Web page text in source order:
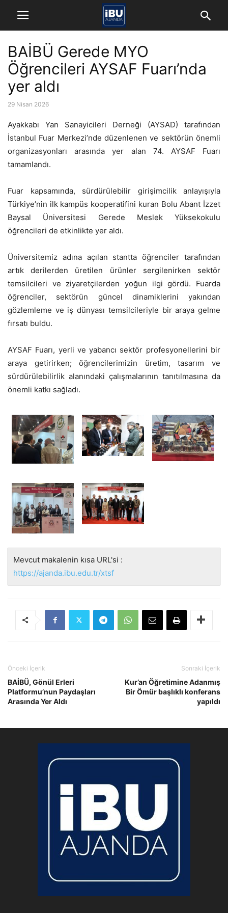
BAİBÜ Gerede MYO
Öğrencileri AYSAF Fuarı’nda
yer aldı
29 Nisan 2026
Ayakkabı Yan Sanayicileri Derneği (AYSAD) tarafından
İstanbul Fuar Merkezi’nde düzenlenen ve sektörün önemli
organizasyonları arasında yer alan 74. AYSAF Fuarı
tamamlandı.
Fuar kapsamında, sürdürülebilir girişimcilik anlayışıyla
Türkiye’nin ilk kampüs kooperatifini kuran Bolu Abant İzzet
Baysal Üniversitesi Gerede Meslek Yüksekokulu
öğrencileri de etkinlikte yer aldı.
Üniversitemiz adına açılan stantta öğrenciler tarafından
artık derilerden üretilen ürünler sergilenirken sektör
temsilcileri ve ziyaretçilerden yoğun ilgi gördü. Fuarda
öğrenciler, sektörün güncel dinamiklerini yakından
gözlemleme ve iş dünyası temsilcileriyle bir araya gelme
fırsatı buldu.
AYSAF Fuarı, yerli ve yabancı sektör profesyonellerini bir
araya getirirken; öğrencilerimizin üretim, tasarım ve
sürdürülebilirlik alanındaki çalışmalarının tanıtılmasına da
önemli katkı sağladı.
Mevcut makalenin kısa URL'si :
https://ajanda.ibu.edu.tr/xtsf
Önceki İçerik
BAİBÜ, Gönül Erleri
Platformu’nun Paydaşları
Arasında Yer Aldı
Sonraki İçerik
Kur’an Öğretimine Adanmış
Bir Ömür başlıklı konferans
yapıldı